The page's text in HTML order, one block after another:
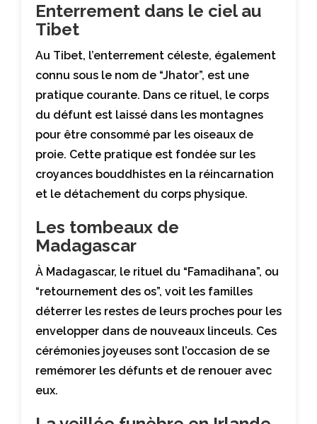
Enterrement dans le ciel au
Tibet
Au Tibet, l’enterrement céleste, également
connu sous le nom de “Jhator”, est une
pratique courante. Dans ce rituel, le corps
du défunt est laissé dans les montagnes
pour être consommé par les oiseaux de
proie. Cette pratique est fondée sur les
croyances bouddhistes en la réincarnation
et le détachement du corps physique.
Les tombeaux de
Madagascar
À Madagascar, le rituel du “Famadihana”, ou
“retournement des os”, voit les familles
déterrer les restes de leurs proches pour les
envelopper dans de nouveaux linceuls. Ces
cérémonies joyeuses sont l’occasion de se
remémorer les défunts et de renouer avec
eux.